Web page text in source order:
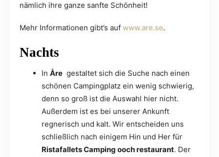
nämlich ihre ganze sanfte Schönheit!
Mehr Informationen gibt’s auf www.are.se.
Nachts
In Åre gestaltet sich die Suche nach einen
schönen Campingplatz ein wenig schwierig,
denn so groß ist die Auswahl hier nicht.
Außerdem ist es bei unserer Ankunft
regnerisch und kalt. Wir entscheiden uns
schließlich nach einigem Hin und Her für
Ristafallets Camping ooch restaurant. Der